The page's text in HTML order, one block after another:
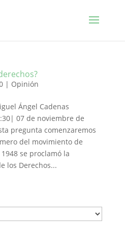
| Opinión
Ángel Cadenas
07 de noviembre de
pregunta comenzaremos
del movimiento de
se proclamó la
los Derechos...